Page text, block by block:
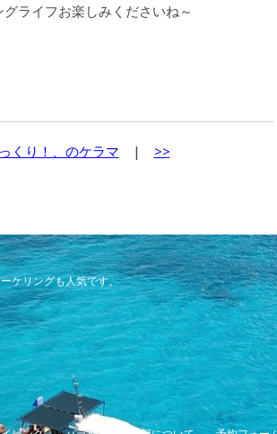
ライフお楽しみくださいね～
くり！、のケラマ | >>
ケリングも人気です。